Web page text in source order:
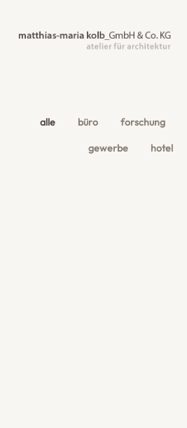
alle büro forschung
gewerbe hotel